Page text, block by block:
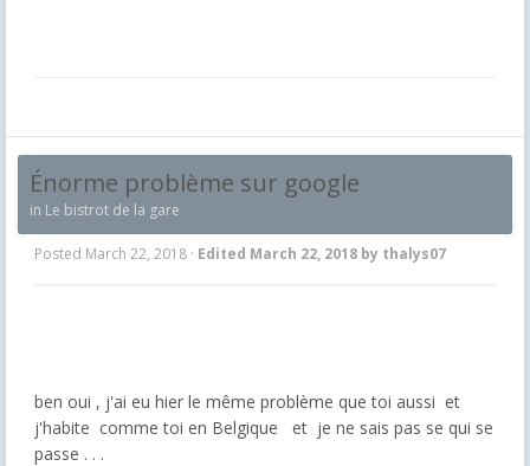
Énorme problème sur google
in Le bistrot de la gare
Posted March 22, 2018 · Edited March 22, 2018 by thalys07
ben oui , j'ai eu hier le même problème que toi aussi et
j'habite comme toi en Belgique et je ne sais pas se qui se
passe . . .